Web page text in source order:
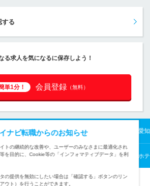
する
る求人を気になるに保存しよう！
単1分！ 会員登録 （無料）
イバー・ハイヤードライバーの転職・求人情報 【愛
ル・ホテル・交通から探す 美容・ブライダル・ホ
ナビ転職からのお知らせ
トの継続的な改善や、ユーザーのみなさまに最適化され
を目的に、Cookie等の「インフォマティブデータ」を利
の提供を無効にしたい場合は「確認する」ボタンのリン
ウト）を行うことができます。